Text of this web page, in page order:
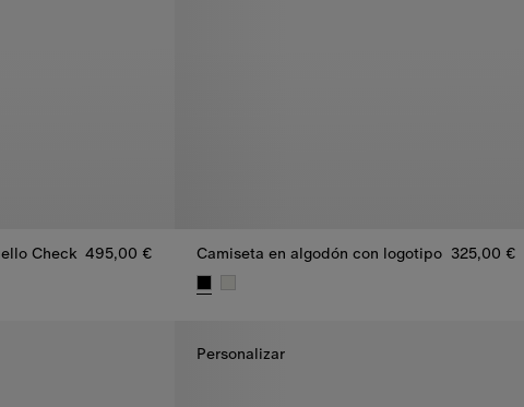
Check 495,00 € Camiseta en algodón con logotipo 325,00 €
Personalizar